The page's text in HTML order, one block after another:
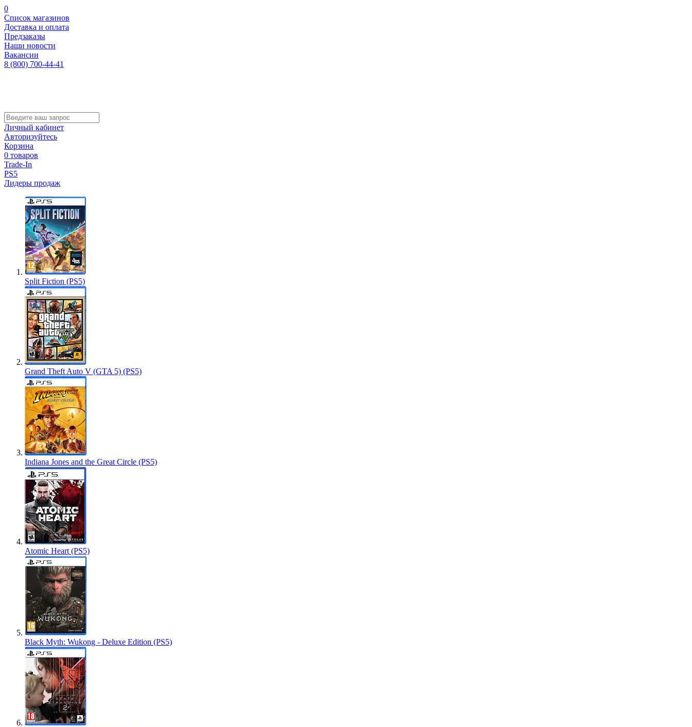
0
Список магазинов
Доставка и оплата
Предзаказы
Наши новости
Вакансии
8 (800) 700-44-41
Личный кабинет
Авторизуйтесь
Корзина
0 товаров
Trade-In
PS5
Лидеры продаж
Split Fiction (PS5)
Grand Theft Auto V (GTA 5) (PS5)
Indiana Jones and the Great Circle (PS5)
Atomic Heart (PS5)
Black Myth: Wukong - Deluxe Edition (PS5)